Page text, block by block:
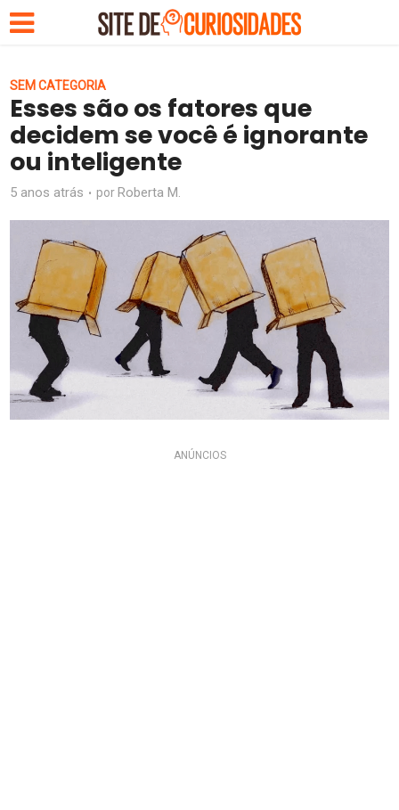
SEM CATEGORIA
Esses são os fatores que
decidem se você é ignorante
ou inteligente
5 anos atrás por Roberta M.
ANÚNCIOS